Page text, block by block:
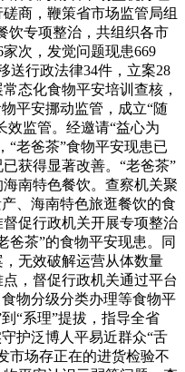
商，鞭策省市场监管局组
饮专项整治，共组织各市
次，发觉问题现患669
送行政法律34件，立案28
态化食物平安培训查核，
平安挪动监管，成立“随
效监管。经邀请“益心为
“老爸茶”食物平安现患已
获得显著改善。“老爸茶”
南特色餐饮。查察机关聚
、海南特色旅逛餐饮的食
促行政机关开展专项整治
爸茶”的食物平安现患。同
无效破解运营从体数量
，督促行政机关通过平台
物分级分类办理等食物平
“系理”提拔，指导全省
护泛博人平易近群众“舌
市场存正在的进货检验不